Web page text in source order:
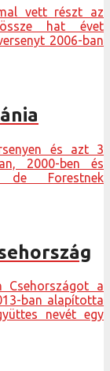
vett részt az
hat évet
2006-ban
és azt 3
2000-ben és
de Forestnek
Csehországot a
ban alapította
nevét egy